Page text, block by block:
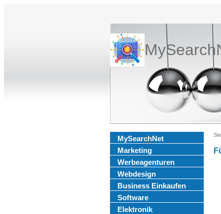
MySearchNet
Marketing
Werbeagenturen
Webdesign
Business Einkaufen
Software
Elektronik